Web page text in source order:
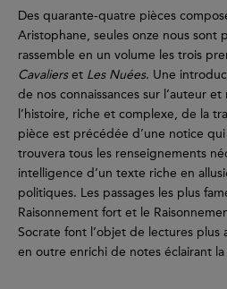
Des quarante-quatre pièces
Aristophane, seules onze nous sont
rassemble en un volume les trois
Cavalierset Les Nuées. Une
de nos connaissances sur l’auteur
l’histoire, riche et complexe, de la
pièce est précédée d’une notice
trouvera tous les renseignements
intelligence d’un texte riche en
politiques. Les passages les plus
Raisonnement fort et le
Socrate font l’objet de lectures plus
en outre enrichi de notes éclairant